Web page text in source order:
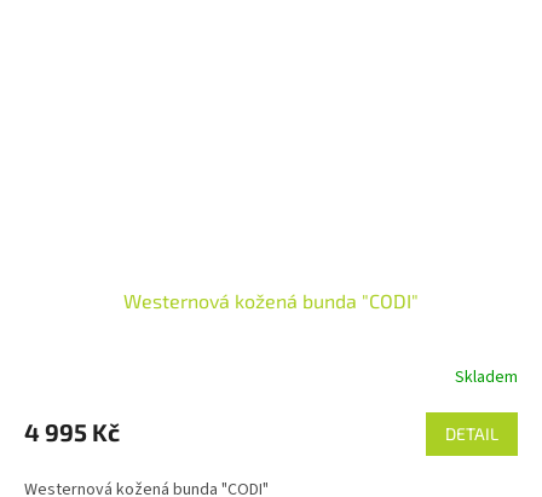
Westernová kožená bunda "CODI"
Skladem
4 995 Kč DETAIL
Westernová kožená bunda "CODI"